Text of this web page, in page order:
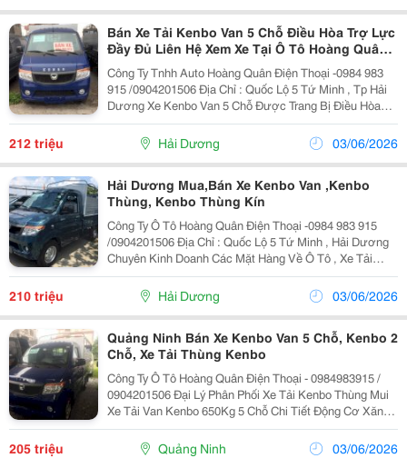
Bán Xe Tải Kenbo Van 5 Chỗ Điều Hòa Trợ Lực
Đầy Đủ Liên Hệ Xem Xe Tại Ô Tô Hoàng Quân
Hải Dương
Công Ty Tnhh Auto Hoàng Quân Điện Thoại -0984 983
915 /0904201506 Địa Chỉ : Quốc Lộ 5 Tứ Minh , Tp Hải
Dương Xe Kenbo Van 5 Chỗ Được Trang Bị Điều Hòa
Kính Điện, Thông Số Kỹ Thuật Xe Tải Van Kenbo 5 Chỗ
Đặc Tính Kỹ Thuật Xe Kenbo 5...
212 triệu Hải Dương 03/06/2026
Hải Dương Mua,Bán Xe Kenbo Van ,Kenbo
Thùng, Kenbo Thùng Kín
Công Ty Ô Tô Hoàng Quân Điện Thoại -0984 983 915
/0904201506 Địa Chỉ : Quốc Lộ 5 Tứ Minh , Hải Dương
Chuyên Kinh Doanh Các Mặt Hàng Về Ô Tô , Xe Tải
Thùng , Xe Tải Ben Xe Van Kenbo 5 Chỗ Ngồi Mang Lại
Đó Là Xe Được Thiết Kế 1 Cabin Quá Đẹp Và...
210 triệu Hải Dương 03/06/2026
Quảng Ninh Bán Xe Kenbo Van 5 Chỗ, Kenbo 2
Chỗ, Xe Tải Thùng Kenbo
Công Ty Ô Tô Hoàng Quân Điện Thoại - 0984983915 /
0904201506 Đại Lý Phân Phối Xe Tải Kenbo Thùng Mui
Xe Tải Van Kenbo 650Kg 5 Chỗ Chi Tiết Động Cơ Xăng
Và Hộp Số 5 Cấp Xe Tải Van Kenbo 5 Chỗ Được Trang
Bị Động Cơ Xăng Bj413A Tuân Theo Tiêu...
205 triệu Quảng Ninh 03/06/2026